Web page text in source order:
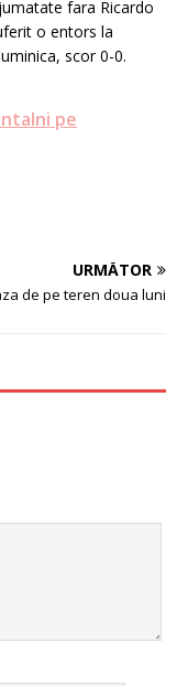
fara Ricardo
o entors la
scor 0-0.
pe
URMĂTOR
de pe teren doua luni